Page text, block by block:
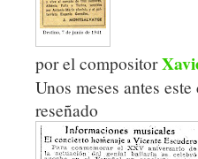
por el compositor
Unos meses antes
reseñado